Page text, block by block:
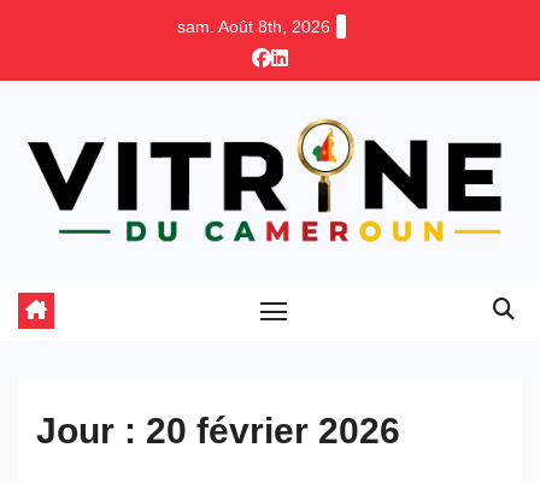
sam. Août 8th, 2026
Jour : 20 février 2026